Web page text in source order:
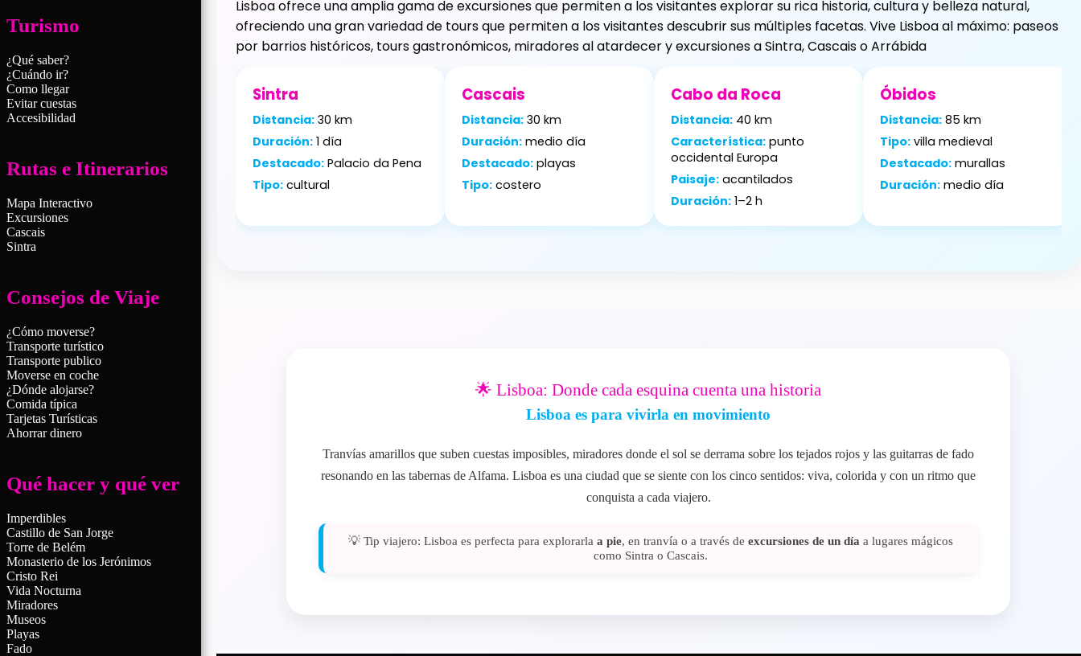
Lisboa ofrece una amplia gama de excursiones que permiten a los visitantes explorar su rica historia, cultura y belleza natural,
ofreciendo una gran variedad de tours que permiten a los visitantes descubrir sus múltiples facetas. Vive Lisboa al máximo: paseos
por barrios históricos, tours gastronómicos, miradores al atardecer y excursiones a Sintra, Cascais o Arrábida
Sintra
Distancia:30 km
Duración:1 día
Destacado:Palacio da Pena
Tipo:cultural
Cascais
Distancia:30 km
Duración:medio día
Destacado:playas
Tipo:costero
Cabo da Roca
Distancia:40 km
Característica:punto
occidental Europa
Paisaje:acantilados
Duración:1–2 h
Óbidos
Distancia:85 km
Tipo:villa medieval
Destacado:murallas
Duración:medio día
🌟 Lisboa: Donde cada esquina cuenta una historia
Lisboa es para vivirla en movimiento
Tranvías amarillos que suben cuestas imposibles, miradores donde el sol se derrama sobre los tejados rojos y las guitarras de fado
resonando en las tabernas de Alfama. Lisboa es una ciudad que se siente con los cinco sentidos: viva, colorida y con un ritmo que
conquista a cada viajero.
💡 Tip viajero: Lisboa es perfecta para explorarlaa pie, en tranvía o a través deexcursiones de un día a lugares mágicos
como Sintra o Cascais.
Turismo
¿Qué saber?
¿Cuándo ir?
Como llegar
Evitar cuestas
Accesibilidad
Rutas e Itinerarios
Mapa Interactivo
Excursiones
Cascais
Sintra
Consejos de Viaje
¿Cómo moverse?
Transporte turístico
Transporte publico
Moverse en coche
¿Dónde alojarse?
Comida típica
Tarjetas Turísticas
Ahorrar dinero
Qué hacer y qué ver
Imperdibles
Castillo de San Jorge
Torre de Belém
Monasterio de los Jerónimos
Cristo Rei
Vida Nocturna
Miradores
Museos
Playas
Fado